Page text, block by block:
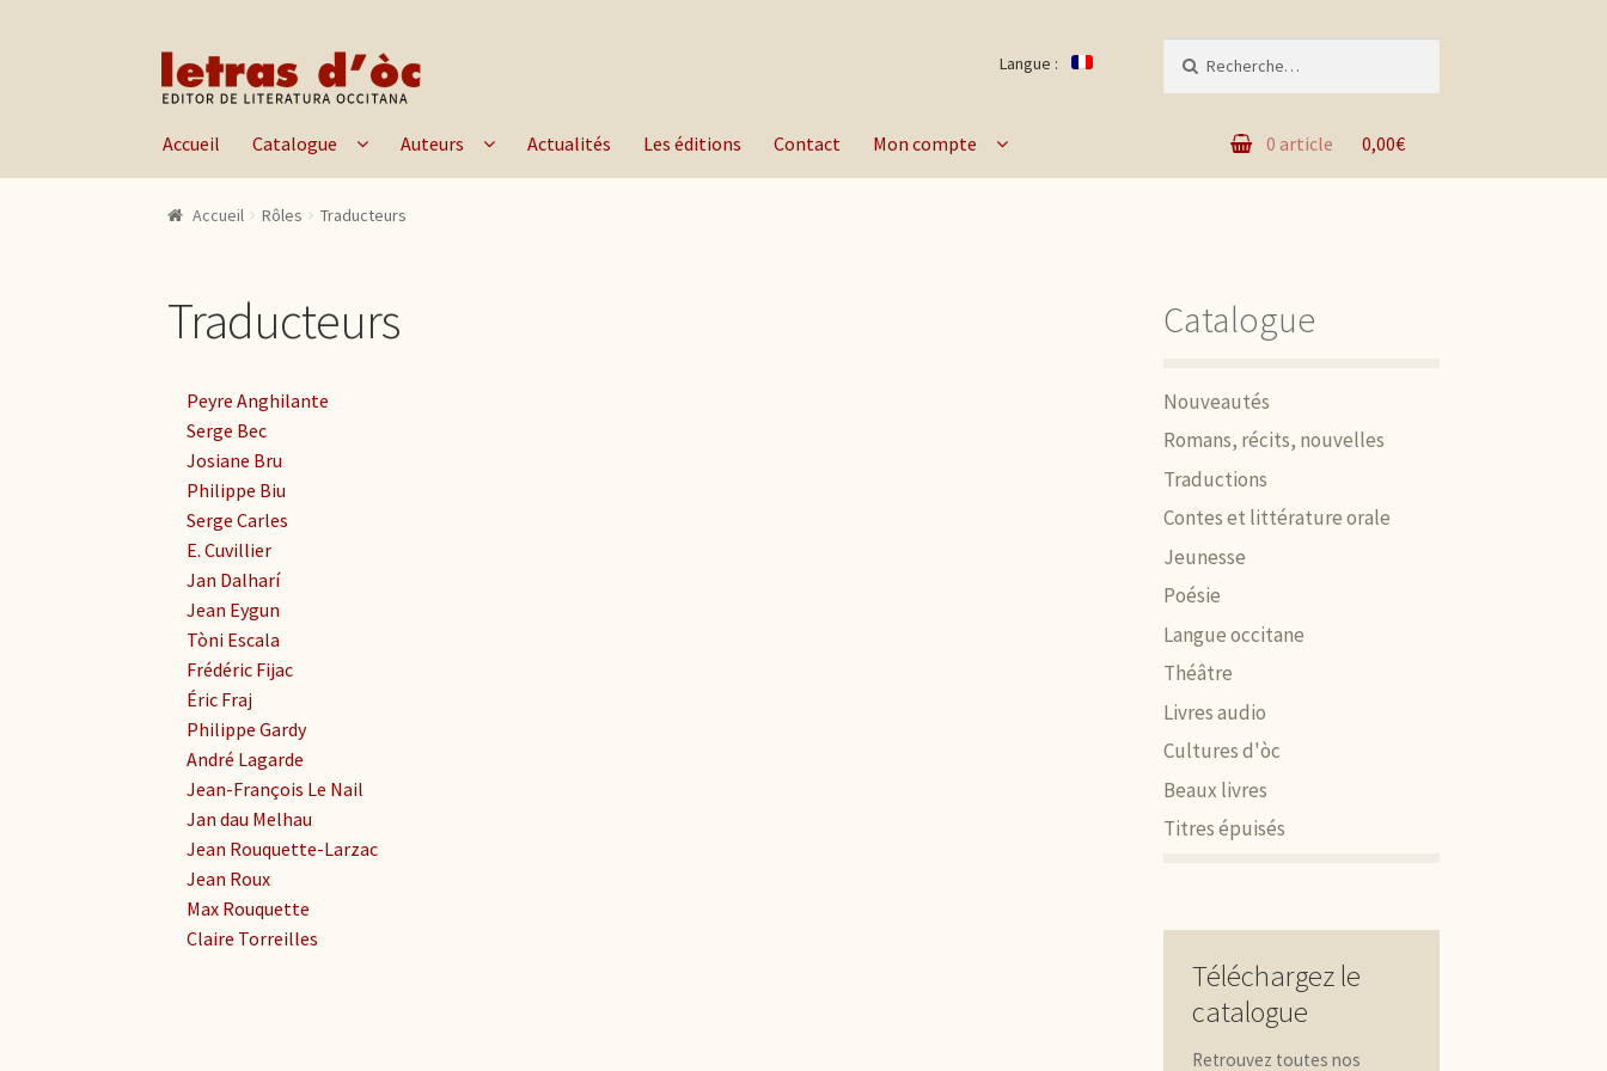
Aller à la navigation
Aller au contenu Langue :
Accueil Catalogue Auteurs Actualités Les éditions Contact Mon compte 0,00€
0 article
Accueil Rôles Traducteurs
Traducteurs
Peyre Anghilante
Serge Bec
Josiane Bru
Philippe Biu
Serge Carles
E. Cuvillier
Jan Dalharí
Jean Eygun
Tòni Escala
Frédéric Fijac
Éric Fraj
Philippe Gardy
André Lagarde
Jean-François Le Nail
Jan dau Melhau
Jean Rouquette-Larzac
Jean Roux
Max Rouquette
Claire Torreilles
Catalogue
Nouveautés
Romans, récits, nouvelles
Traductions
Contes et littérature orale
Jeunesse
Poésie
Langue occitane
Théâtre
Livres audio
Cultures d'òc
Beaux livres
Titres épuisés
Téléchargez le
catalogue
Retrouvez toutes nos